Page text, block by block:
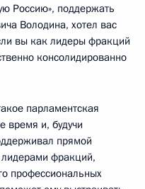
Россию», поддержать
Володина, хотел вас
вы как лидеры фракций
консолидированно
парламентская
время и, будучи
прямой
лидерами фракций,
профессиональных